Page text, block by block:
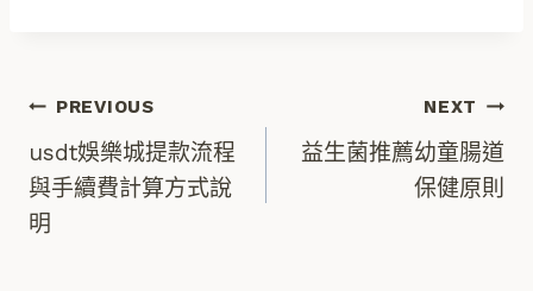
文
章
導
PREVIOUS
usdt娛樂城提款流程
與手續費計算方式說
明
NEXT
益生菌推薦幼童腸道
保健原則